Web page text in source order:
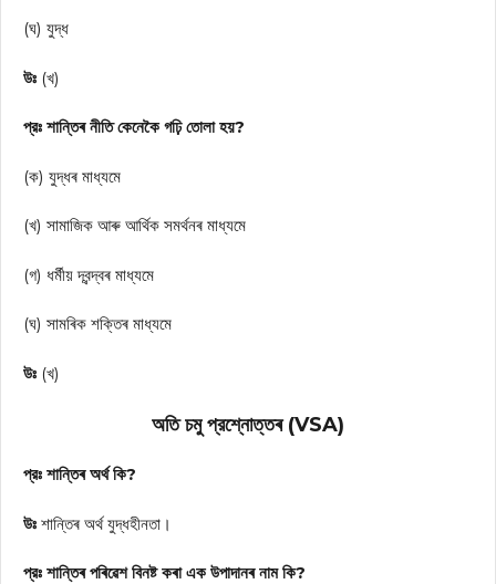
(ঘ) যুদ্ধ
উঃ (খ)
প্রঃ শান্তিৰ নীতি কেনেকৈ গঢ়ি তোলা হয়?
(ক) যুদ্ধৰ মাধ্যমে
(খ) সামাজিক আৰু আৰ্থিক সমর্থনৰ মাধ্যমে
(গ) ধর্মীয় দ্বন্দ্বৰ মাধ্যমে
(ঘ) সামৰিক শক্তিৰ মাধ্যমে
উঃ (খ)
অতি চমু প্রশ্নোত্তৰ (VSA)
প্রঃ শান্তিৰ অর্থ কি?
উঃ শান্তিৰ অৰ্থ যুদ্ধহীনতা।
প্রঃ শান্তিৰ পৰিৱেশ বিনষ্ট কৰা এক উপাদানৰ নাম কি?